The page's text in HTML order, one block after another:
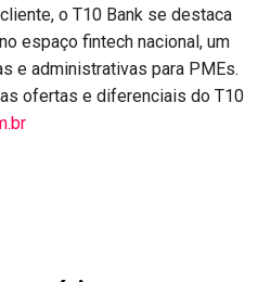
o T10 Bank se destaca
espaço fintech nacional, um
e administrativas para PMEs.
ofertas e diferenciais do T10